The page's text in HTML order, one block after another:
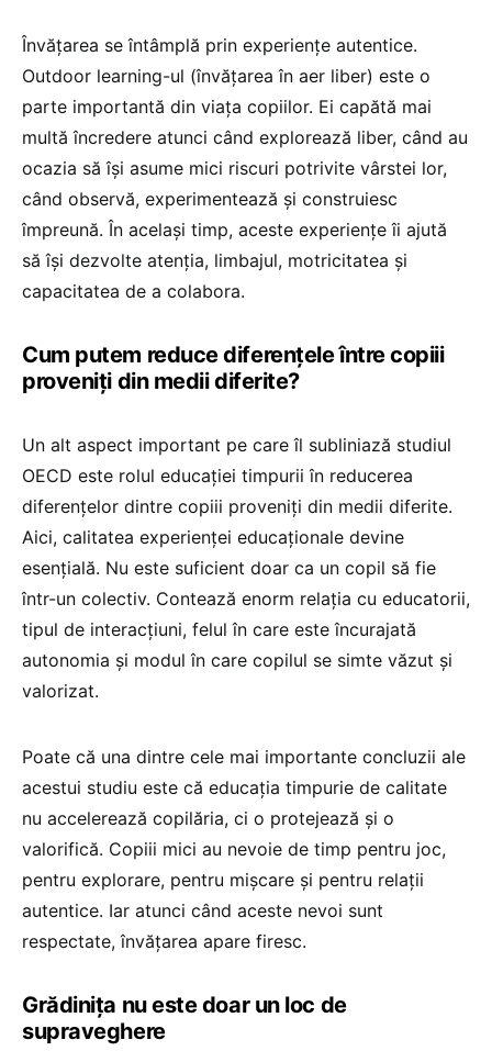
Învățarea se întâmplă prin experiențe autentice.
Outdoor learning-ul (învățarea în aer liber) este o
parte importantă din viața copiilor. Ei capătă mai
multă încredere atunci când explorează liber, când au
ocazia să își asume mici riscuri potrivite vârstei lor,
când observă, experimentează și construiesc
împreună. În același timp, aceste experiențe îi ajută
să își dezvolte atenția, limbajul, motricitatea și
capacitatea de a colabora.
Cum putem reduce diferențele între copiii
proveniți din medii diferite?
Un alt aspect important pe care îl subliniază studiul
OECD este rolul educației timpurii în reducerea
diferențelor dintre copiii proveniți din medii diferite.
Aici, calitatea experienței educaționale devine
esențială. Nu este suficient doar ca un copil să fie
într-un colectiv. Contează enorm relația cu educatorii,
tipul de interacțiuni, felul în care este încurajată
autonomia și modul în care copilul se simte văzut și
valorizat.
Poate că una dintre cele mai importante concluzii ale
acestui studiu este că educația timpurie de calitate
nu accelerează copilăria, ci o protejează și o
valorifică. Copiii mici au nevoie de timp pentru joc,
pentru explorare, pentru mișcare și pentru relații
autentice. Iar atunci când aceste nevoi sunt
respectate, învățarea apare firesc.
Grădinița nu este doar un loc de
supraveghere